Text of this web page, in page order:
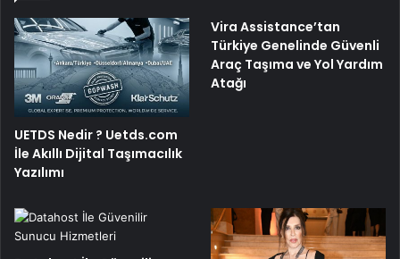
UETDS Nedir ? Uetds.com
İle Akıllı Dijital Taşımacılık
Yazılımı
Vira Assistance’tan
Türkiye Genelinde Güvenli
Araç Taşıma ve Yol Yardım
Atağı